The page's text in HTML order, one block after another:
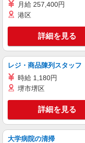
月給 257,400円
港区
詳細を見る
レジ・商品陳列スタッフ
時給 1,180円
堺市堺区
詳細を見る
大学病院の清掃